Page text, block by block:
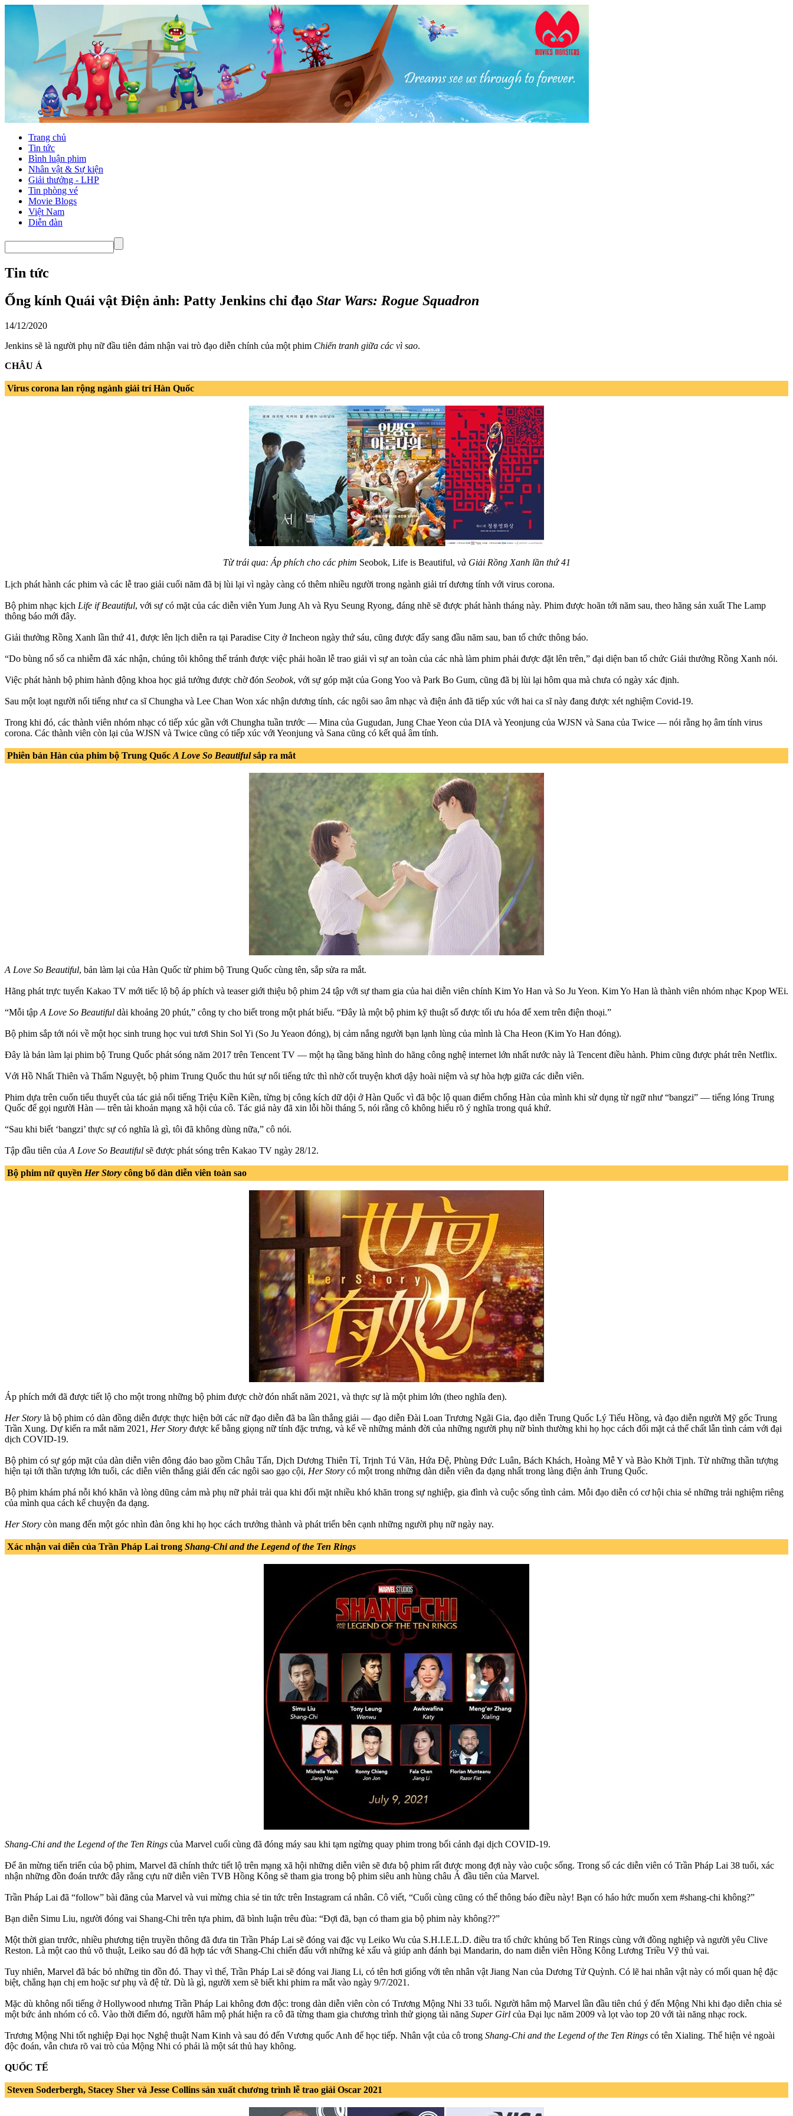
Trang chủ
Tin tức
Bình luận phim
Nhân vật & Sự kiện
Giải thưởng - LHP
Tin phòng vé
Movie Blogs
Việt Nam
Diễn đàn
Tin tức
Ống kính Quái vật Điện ảnh: Patty Jenkins chỉ đạo Star Wars: Rogue Squadron
14/12/2020
Jenkins sẽ là người phụ nữ đầu tiên đảm nhận vai trò đạo diễn chính của một phim Chiến tranh giữa các vì sao.
CHÂU Á
Virus corona lan rộng ngành giải trí Hàn Quốc
Từ trái qua: Áp phích cho các phim Seobok, Life is Beautiful, và Giải Rồng Xanh lần thứ 41
Lịch phát hành các phim và các lễ trao giải cuối năm đã bị lùi lại vì ngày càng có thêm nhiều người trong ngành giải trí dương tính với virus corona.
Bộ phim nhạc kịch Life if Beautiful, với sự có mặt của các diễn viên Yum Jung Ah và Ryu Seung Ryong, đáng nhẽ sẽ được phát hành tháng này. Phim được hoãn tới năm sau, theo hãng sản xuất The Lamp
thông báo mới đây.
Giải thưởng Rồng Xanh lần thứ 41, được lên lịch diễn ra tại Paradise City ở Incheon ngày thứ sáu, cũng được đẩy sang đầu năm sau, ban tổ chức thông báo.
“Do bùng nổ số ca nhiễm đã xác nhận, chúng tôi không thể tránh được việc phải hoãn lễ trao giải vì sự an toàn của các nhà làm phim phải được đặt lên trên,” đại diện ban tổ chức Giải thưởng Rồng Xanh nói.
Việc phát hành bộ phim hành động khoa học giả tưởng được chờ đón Seobok, với sự góp mặt của Gong Yoo và Park Bo Gum, cũng đã bị lùi lại hôm qua mà chưa có ngày xác định.
Sau một loạt người nổi tiếng như ca sĩ Chungha và Lee Chan Won xác nhận dương tính, các ngôi sao âm nhạc và điện ảnh đã tiếp xúc với hai ca sĩ này đang được xét nghiệm Covid-19.
Trong khi đó, các thành viên nhóm nhạc có tiếp xúc gần với Chungha tuần trước — Mina của Gugudan, Jung Chae Yeon của DIA và Yeonjung của WJSN và Sana của Twice — nói rằng họ âm tính virus
corona. Các thành viên còn lại của WJSN và Twice cũng có tiếp xúc với Yeonjung và Sana cũng có kết quả âm tính.
Phiên bản Hàn của phim bộ Trung Quốc A Love So Beautifulsắp ra mắt
A Love So Beautiful, bản làm lại của Hàn Quốc từ phim bộ Trung Quốc cùng tên, sắp sửa ra mắt.
Hãng phát trực tuyến Kakao TV mới tiếc lộ bộ áp phích và teaser giới thiệu bộ phim 24 tập với sự tham gia của hai diễn viên chính Kim Yo Han và So Ju Yeon. Kim Yo Han là thành viên nhóm nhạc Kpop WEi.
“Mỗi tập A Love So Beautiful dài khoảng 20 phút,” công ty cho biết trong một phát biểu. “Đây là một bộ phim kỹ thuật số được tối ưu hóa để xem trên điện thoại.”
Bộ phim sắp tới nói về một học sinh trung học vui tươi Shin Sol Yi (So Ju Yeaon đóng), bị cảm nắng người bạn lạnh lùng của mình là Cha Heon (Kim Yo Han đóng).
Đây là bản làm lại phim bộ Trung Quốc phát sóng năm 2017 trên Tencent TV — một hạ tầng băng hình do hãng công nghệ internet lớn nhất nước này là Tencent điều hành. Phim cũng được phát trên Netflix.
Với Hồ Nhất Thiên và Thẩm Nguyệt, bộ phim Trung Quốc thu hút sự nổi tiếng tức thì nhờ cốt truyện khơi dậy hoài niệm và sự hòa hợp giữa các diễn viên.
Phim dựa trên cuốn tiểu thuyết của tác giả nổi tiếng Triệu Kiền Kiền, từng bị công kích dữ dội ở Hàn Quốc vì đã bộc lộ quan điểm chống Hàn của mình khi sử dụng từ ngữ như “bangzi” — tiếng lóng Trung
Quốc để gọi người Hàn — trên tài khoản mạng xã hội của cô. Tác giả này đã xin lỗi hồi tháng 5, nói rằng cô không hiểu rõ ý nghĩa trong quá khứ.
“Sau khi biết ‘bangzi’ thực sự có nghĩa là gì, tôi đã không dùng nữa,” cô nói.
Tập đầu tiên của A Love So Beautiful sẽ được phát sóng trên Kakao TV ngày 28/12.
Bộ phim nữ quyền Her Story công bố dàn diễn viên toàn sao
Áp phích mới đã được tiết lộ cho một trong những bộ phim được chờ đón nhất năm 2021, và thực sự là một phim lớn (theo nghĩa đen).
Her Story là bộ phim có dàn đồng diễn được thực hiện bởi các nữ đạo diễn đã ba lần thắng giải — đạo diễn Đài Loan Trương Ngãi Gia, đạo diễn Trung Quốc Lý Tiểu Hồng, và đạo diễn người Mỹ gốc Trung
Trần Xung. Dự kiến ra mắt năm 2021, Her Story được kể bằng giọng nữ tính đặc trưng, và kể về những mảnh đời của những người phụ nữ bình thường khi họ học cách đối mặt cả thể chất lẫn tình cảm với đại
dịch COVID-19.
Bộ phim có sự góp mặt của dàn diễn viên đông đảo bao gồm Châu Tấn, Dịch Dương Thiên Tỉ, Trịnh Tú Văn, Hứa Đệ, Phùng Đức Luân, Bách Khách, Hoàng Mễ Y và Bào Khởi Tịnh. Từ những thần tượng
hiện tại tới thần tượng lớn tuổi, các diễn viên thắng giải đến các ngôi sao gạo cội, Her Story có một trong những dàn diễn viên đa dạng nhất trong làng điện ảnh Trung Quốc.
Bộ phim khám phá nỗi khó khăn và lòng dũng cảm mà phụ nữ phải trải qua khi đối mặt nhiều khó khăn trong sự nghiệp, gia đình và cuộc sống tình cảm. Mỗi đạo diễn có cơ hội chia sẻ những trải nghiệm riêng
của mình qua cách kể chuyện đa dạng.
Her Story còn mang đến một góc nhìn đàn ông khi họ học cách trưởng thành và phát triển bên cạnh những người phụ nữ ngày nay.
Xác nhận vai diễn của Trần Pháp Lai trong Shang-Chi and the Legend of the Ten Rings
Shang-Chi and the Legend of the Ten Rings của Marvel cuối cùng đã đóng máy sau khi tạm ngừng quay phim trong bối cảnh đại dịch COVID-19.
Để ăn mừng tiến triển của bộ phim, Marvel đã chính thức tiết lộ trên mạng xã hội những diễn viên sẽ đưa bộ phim rất được mong đợi này vào cuộc sống. Trong số các diễn viên có Trần Pháp Lai 38 tuổi, xác
nhận những đồn đoán trước đây rằng cựu nữ diễn viên TVB Hồng Kông sẽ tham gia trong bộ phim siêu anh hùng châu Á đầu tiên của Marvel.
Trần Pháp Lai đã “follow” bài đăng của Marvel và vui mừng chia sẻ tin tức trên Instagram cá nhân. Cô viết, “Cuối cùng cũng có thể thông báo điều này! Bạn có háo hức muốn xem #shang-chi không?”
Bạn diễn Simu Liu, người đóng vai Shang-Chi trên tựa phim, đã bình luận trêu đùa: “Đợi đã, bạn có tham gia bộ phim này không??”
Một thời gian trước, nhiều phương tiện truyền thông đã đưa tin Trần Pháp Lai sẽ đóng vai đặc vụ Leiko Wu của S.H.I.E.L.D. điều tra tổ chức khủng bố Ten Rings cùng với đồng nghiệp và người yêu Clive
Reston. Là một cao thủ võ thuật, Leiko sau đó đã hợp tác với Shang-Chi chiến đấu với những kẻ xấu và giúp anh đánh bại Mandarin, do nam diễn viên Hồng Kông Lương Triều Vỹ thủ vai.
Tuy nhiên, Marvel đã bác bỏ những tin đồn đó. Thay vì thế, Trần Pháp Lai sẽ đóng vai Jiang Li, có tên hơi giống với tên nhân vật Jiang Nan của Dương Tử Quỳnh. Có lẽ hai nhân vật này có mối quan hệ đặc
biệt, chẳng hạn chị em hoặc sư phụ và đệ tử. Dù là gì, người xem sẽ biết khi phim ra mắt vào ngày 9/7/2021.
Mặc dù không nổi tiếng ở Hollywood nhưng Trần Pháp Lai không đơn độc: trong dàn diễn viên còn có Trương Mộng Nhi 33 tuổi. Người hâm mộ Marvel lần đầu tiên chú ý đến Mộng Nhi khi đạo diễn chia sẻ
một bức ảnh nhóm có cô. Vào thời điểm đó, người hâm mộ phát hiện ra cô đã từng tham gia chương trình thử giọng tài năng Super Girl của Đại lục năm 2009 và lọt vào top 20 với tài năng nhạc rock.
Trương Mộng Nhi tốt nghiệp Đại học Nghệ thuật Nam Kinh và sau đó đến Vương quốc Anh để học tiếp. Nhân vật của cô trong Shang-Chi and the Legend of the Ten Rings có tên Xialing. Thể hiện vẻ ngoài
độc đoán, vẫn chưa rõ vai trò của Mộng Nhi có phải là một sát thủ hay không.
QUỐC TẾ
Steven Soderbergh, Stacey Sher và Jesse Collins sản xuất chương trình lễ trao giải Oscar 2021